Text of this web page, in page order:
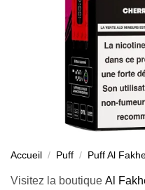
Accueil / Puff / Puff Al
Visitez la boutique Al